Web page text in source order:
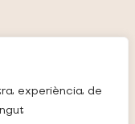
experiència de